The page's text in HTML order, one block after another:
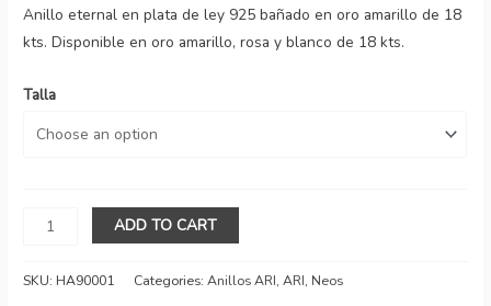
Anillo eternal en plata de ley 925 bañado en oro amarillo de 18
kts. Disponible en oro amarillo, rosa y blanco de 18 kts.
Talla
Anillo
en
ADD TO CART
SKU: HA90001 Categories:Anillos ARI,ARI, Neos